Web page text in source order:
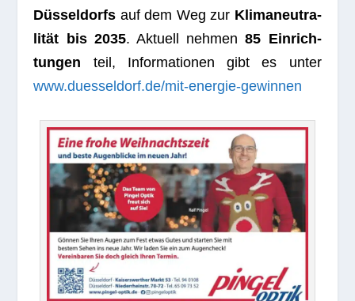
Düs­sel­dorfs auf dem Weg zur Kli­ma­neu­tra­
li­tät bis 2035. Aktu­ell neh­men85 Ein­rich­
tun­gen teil, Infor­ma­tio­nen gibt es unter
www.duesseldorf.de/mit-energie-gewinnen